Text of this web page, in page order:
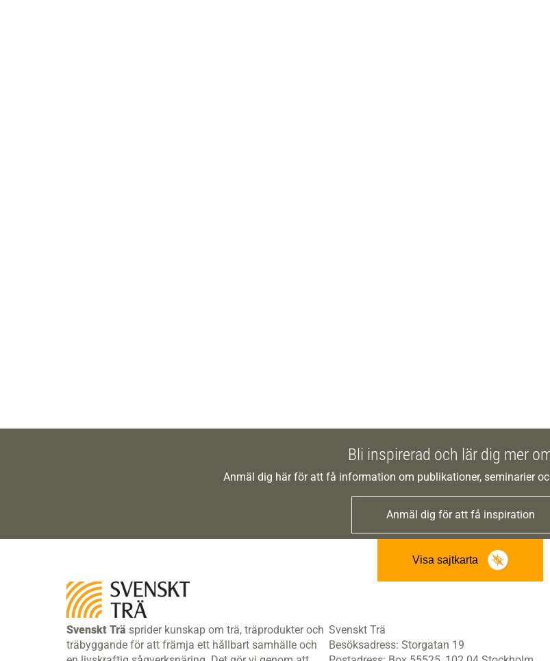
Bli inspirerad och lär dig mer
Anmäl dig här för att få information om publikationer, seminarier
Anmäl dig för att få inspiration
Visa sajtkarta
Svenskt Trä sprider kunskap om trä, träprodukter och
träbyggande för att främja ett hållbart samhälle och
Svenskt Trä
Besöksadress: Storgatan 19